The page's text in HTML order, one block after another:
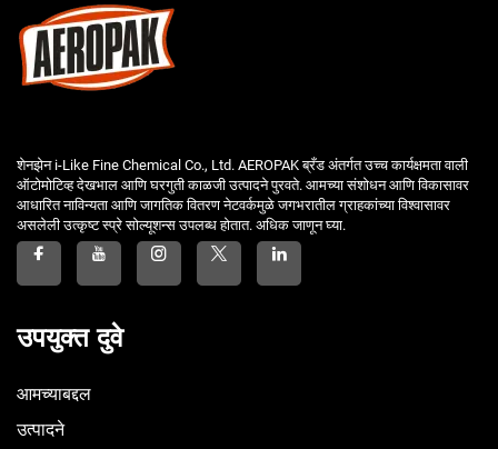
शेनझेन i-Like Fine Chemical Co., Ltd. AEROPAK ब्रँड अंतर्गत उच्च कार्यक्षमता वाली
ऑटोमोटिव्ह देखभाल आणि घरगुती काळजी उत्पादने पुरवते. आमच्या संशोधन आणि विकासावर
आधारित नाविन्यता आणि जागतिक वितरण नेटवर्कमुळे जगभरातील ग्राहकांच्या विश्वासावर
असलेली उत्कृष्ट स्प्रे सोल्यूशन्स उपलब्ध होतात. अधिक जाणून घ्या.
उपयुक्त दुवे
आमच्याबद्दल
उत्पादने